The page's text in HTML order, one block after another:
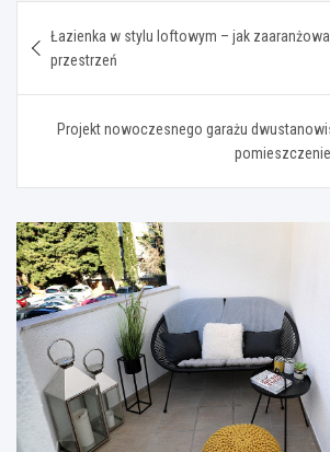
wpisu
Łazienka w stylu loftowym – jak
przestrzeń
Projekt nowoczesnego garażu